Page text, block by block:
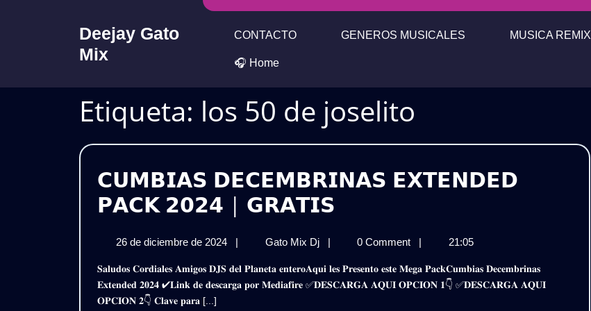
Deejay Gato
Mix
CONTACTO GENEROS MUSICALES MUSICA REMIX
🎧 Home
Etiqueta: los 50 de joselito
𝗖𝗨𝗠𝗕𝗜𝗔𝗦 𝗗𝗘𝗖𝗘𝗠𝗕𝗥𝗜𝗡𝗔𝗦 𝗘𝗫𝗧𝗘𝗡𝗗𝗘𝗗
𝗣𝗔𝗖𝗞 𝟮𝟬𝟮𝟰 | 𝗚𝗥𝗔𝗧𝗜𝗦
𝗘𝗫𝗧𝗘𝗡𝗗𝗘𝗗
𝗣𝗔𝗖𝗞
26 de diciembre de 2024
26
diciembre
de
| Gato Mix Dj
𝗖𝗨𝗠𝗕𝗜𝗔𝗦
𝗘𝗫𝗧𝗘𝗡𝗗𝗘𝗗
𝗣𝗔𝗖𝗞
| 0 Comment | 21:05
𝐒𝐚𝐥𝐮𝐝𝐨𝐬 𝐂𝐨𝐫𝐝𝐢𝐚𝐥𝐞𝐬 𝐀𝐦𝐢𝐠𝐨𝐬 𝐃𝐉𝐒 𝐝𝐞𝐥 𝐏𝐥𝐚𝐧𝐞𝐭𝐚 𝐞𝐧𝐭𝐞𝐫𝐨𝐀𝐪𝐮𝐢 𝐥𝐞𝐬 𝐏𝐫𝐞𝐬𝐞𝐧𝐭𝐨 𝐞𝐬𝐭𝐞 𝐌𝐞𝐠𝐚 𝐏𝐚𝐜𝐤𝐂𝐮𝐦𝐛𝐢𝐚𝐬 𝐃𝐞𝐜𝐞𝐦𝐛𝐫𝐢𝐧𝐚𝐬
𝐄𝐱𝐭𝐞𝐧𝐝𝐞𝐝 𝟐𝟎𝟐𝟒 ✔𝐋𝐢𝐧𝐤 𝐝𝐞 𝐝𝐞𝐬𝐜𝐚𝐫𝐠𝐚 𝐩𝐨𝐫 𝐌𝐞𝐝𝐢𝐚𝐟𝐢𝐫𝐞 ✅𝐃𝐄𝐒𝐂𝐀𝐑𝐆𝐀 𝐀𝐐𝐔𝐈 𝐎𝐏𝐂𝐈𝐎𝐍 𝟏👇 ✅𝐃𝐄𝐒𝐂𝐀𝐑𝐆𝐀 𝐀𝐐𝐔𝐈
𝐎𝐏𝐂𝐈𝐎𝐍 𝟐👇 𝐂𝐥𝐚𝐯𝐞 𝐩𝐚𝐫𝐚 [...]